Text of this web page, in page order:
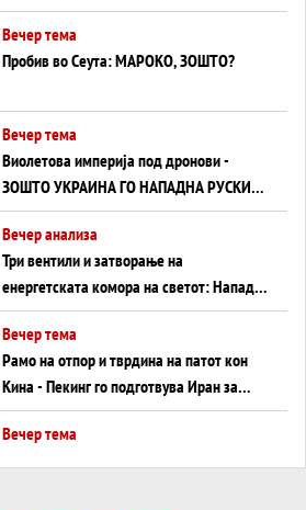
ВНУЦИ ДА ГИ ЗАМЕНАТ
Вечер тема
Пробив во Сеута: МАРОКО, ЗОШТО?
Вечер тема
Виолетова империја под дронови -
ЗОШТО УКРАИНА ГО НАПАДНА РУСКИОТ
WILDBERRIES
Вечер анализа
Три вентили и затворање на
енергетската комора на светот: Нападот
во Суец најавува глобален енергетски
инфаркт?
Вечер тема
Рамо на отпор и тврдина на патот кон
Кина - Пекинг го подготвува Иран за
американска копнена инвазија
Вечер тема